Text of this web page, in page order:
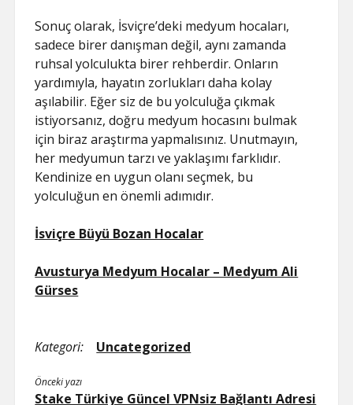
Sonuç olarak, İsviçre’deki medyum hocaları,
sadece birer danışman değil, aynı zamanda
ruhsal yolculukta birer rehberdir. Onların
yardımıyla, hayatın zorlukları daha kolay
aşılabilir. Eğer siz de bu yolculuğa çıkmak
istiyorsanız, doğru medyum hocasını bulmak
için biraz araştırma yapmalısınız. Unutmayın,
her medyumun tarzı ve yaklaşımı farklıdır.
Kendinize en uygun olanı seçmek, bu
yolculuğun en önemli adımıdır.
İsviçre Büyü Bozan Hocalar
Avusturya Medyum Hocalar – Medyum Ali
Gürses
Kategori: Uncategorized
Önceki yazı
Stake Türkiye Güncel VPNsiz Bağlantı Adresi